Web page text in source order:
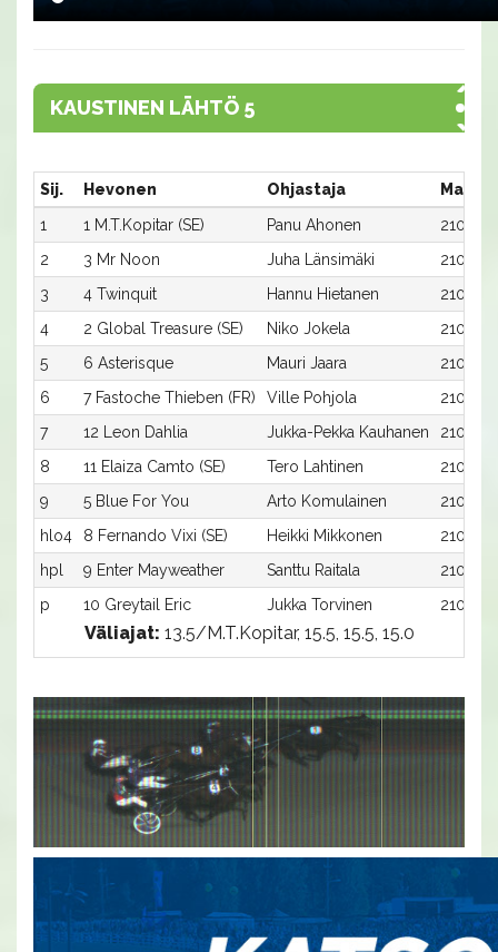
KAUSTINEN LÄHTÖ 5
Sij. Hevonen Ohjastaja
1
1 M.T.Kopitar (SE) Panu Ahonen
2100:1
2
3 Mr Noon Juha Länsimäki
2100:3
3
4 Twinquit Hannu Hietanen
2100:4
4
2 Global Treasure (SE) Niko Jokela
2100:2
5
6 Asterisque Mauri Jaara
2100:6
6
7 Fastoche Thieben (FR) Ville Pohjola
2100:7
7
12 Leon Dahlia Jukka-Pekka Kauhanen
2100:12
8
11 Elaiza Camto (SE) Tero Lahtinen
2100:11
9
5 Blue For You Arto Komulainen
2100:5
hlo4
8 Fernando Vixi (SE) Heikki Mikkonen
2100:8
hpl
9 Enter Mayweather Santtu Raitala
2100:9
p
10 Greytail Eric Jukka Torvinen 2100:10
Väliajat: 13.5/M.T.Kopitar, 15.5, 15.5, 15.0